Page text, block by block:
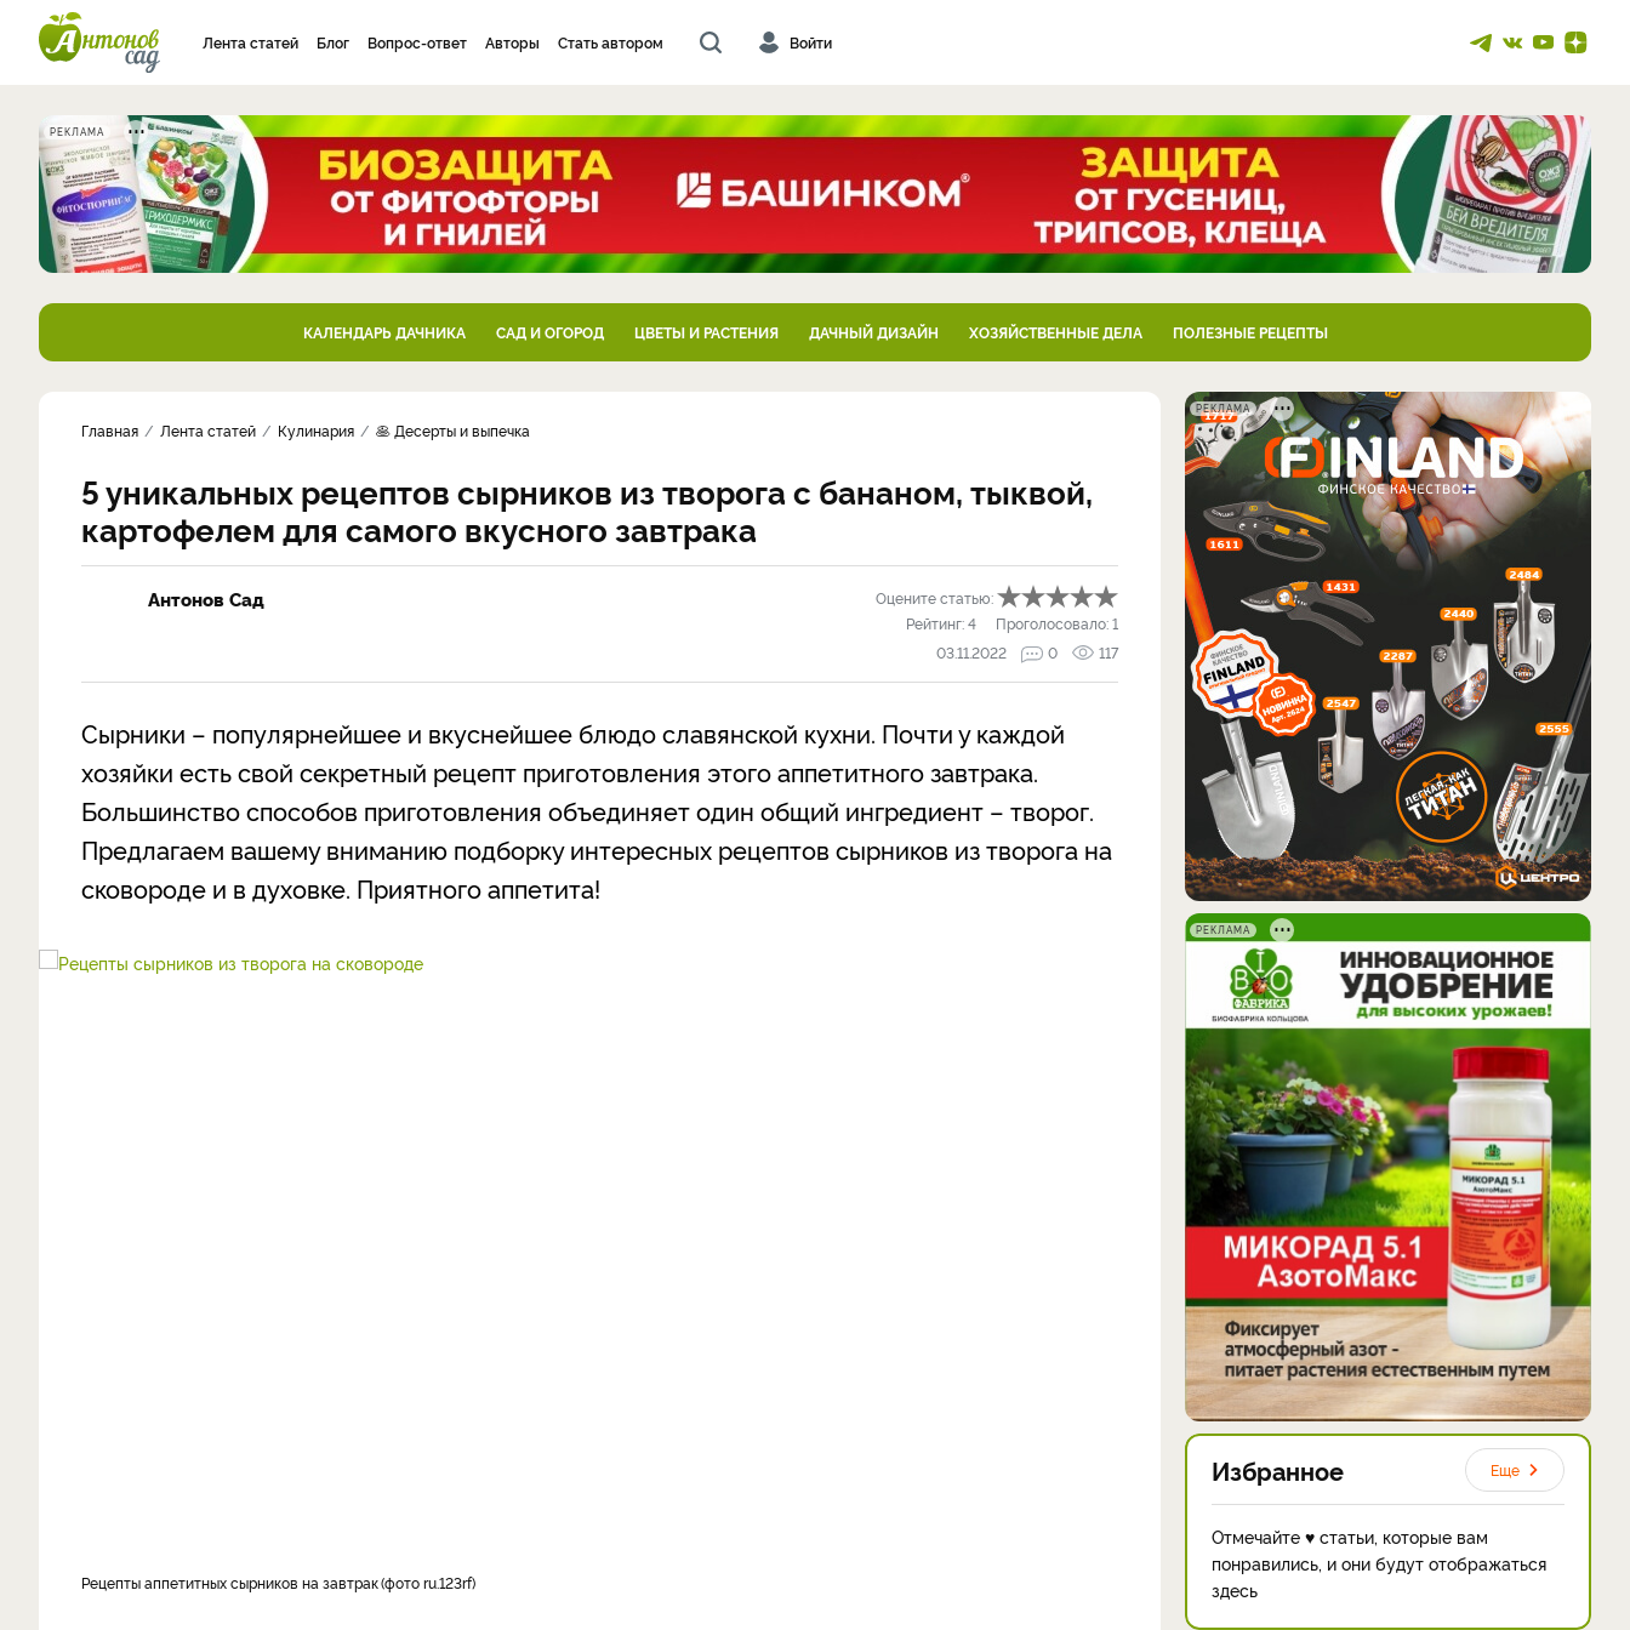
Лента статей Блог Вопрос-ответ Авторы Стать автором Войти
РЕКЛАМА
КАЛЕНДАРЬ ДАЧНИКА САД И ОГОРОД ЦВЕТЫ И РАСТЕНИЯ ДАЧНЫЙ ДИЗАЙН ХОЗЯЙСТВЕННЫЕ ДЕЛА ПОЛЕЗНЫЕ РЕЦЕПТЫ
Главная Лента статей Кулинария 🥞 Десерты и выпечка
5 уникальных рецептов сырников из творога с бананом, тыквой,
картофелем для самого вкусного завтрака
Антонов Сад
Оцените статью:
Рейтинг:4 Проголосовало:1
03.11.2022
0 117
Сырники – популярнейшее и вкуснейшее блюдо славянской кухни. Почти у каждой
хозяйки есть свой секретный рецепт приготовления этого аппетитного завтрака.
Большинство способов приготовления объединяет один общий ингредиент – творог.
Предлагаем вашему вниманию подборку интересных рецептов сырников из творога на
сковороде и в духовке. Приятного аппетита!
Рецепты аппетитных сырников на завтрак фото ru.123rf
РЕКЛАМА
РЕКЛАМА
Избранное Еще
Отмечайте ♥ статьи, которые вам
понравились, и они будут отображаться
здесь